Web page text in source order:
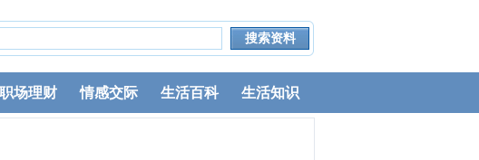
职场理财 情感交际 生活百科 生活知识